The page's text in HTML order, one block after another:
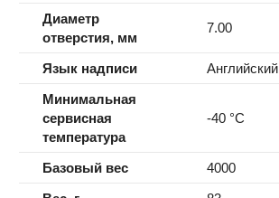
Диаметр
отверстия, мм
7.00
Язык надписи
Английский
Минимальная
сервисная
температура
-40 °C
Базовый вес
4000